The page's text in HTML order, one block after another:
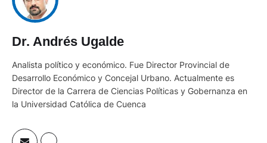
Dr. Andrés Ugalde
Analista político y económico. Fue Director Provincial de
Desarrollo Económico y Concejal Urbano. Actualmente es
Director de la Carrera de Ciencias Políticas y Gobernanza en
la Universidad Católica de Cuenca